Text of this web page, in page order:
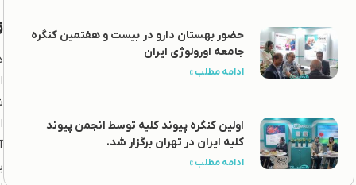
حضور بهستان دارو در بیست و هفتمین کنگره
جامعه اورولوژی ایران
ادامه مطلب »
اولین کنگره پیوند کلیه توسط انجمن پیوند
کلیه ایران در تهران برگزار شد.
ادامه مطلب »